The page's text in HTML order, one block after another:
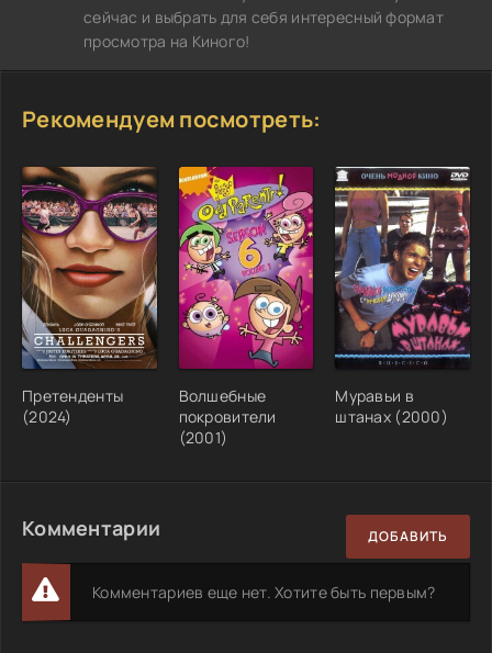
сейчас и выбрать для себя интересный формат
просмотра на Киного!
Рекомендуем посмотреть:
Претенденты
(2024)
Волшебные
покровители
(2001)
Муравьи в
штанах (2000)
Комментарии ДОБАВИТЬ
Комментариев еще нет. Хотите быть первым?